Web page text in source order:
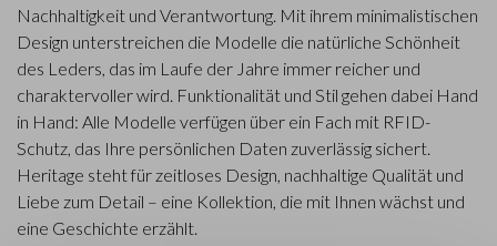
Nachhaltigkeit und Verantwortung. Mit ihrem minimalistischen
Design unterstreichen die Modelle die natürliche Schönheit
des Leders, das im Laufe der Jahre immer reicher und
charaktervoller wird. Funktionalität und Stil gehen dabei Hand
in Hand: Alle Modelle verfügen über ein Fach mit RFID-
Schutz, das Ihre persönlichen Daten zuverlässig sichert.
Heritage steht für zeitloses Design, nachhaltige Qualität und
Liebe zum Detail – eine Kollektion, die mit Ihnen wächst und
eine Geschichte erzählt.